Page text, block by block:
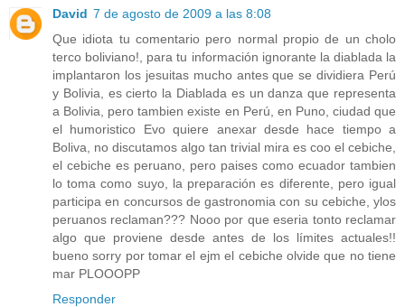
David 7 de agosto de 2009 a las 8:08
Que idiota tu comentario pero normal propio de un cholo
terco boliviano!, para tu información ignorante la diablada la
implantaron los jesuitas mucho antes que se dividiera Perú
y Bolivia, es cierto la Diablada es un danza que representa
a Bolivia, pero tambien existe en Perú, en Puno, ciudad que
el humoristico Evo quiere anexar desde hace tiempo a
Boliva, no discutamos algo tan trivial mira es coo el cebiche,
el cebiche es peruano, pero paises como ecuador tambien
lo toma como suyo, la preparación es diferente, pero igual
participa en concursos de gastronomia con su cebiche, ylos
peruanos reclaman??? Nooo por que eseria tonto reclamar
algo que proviene desde antes de los límites actuales!!
bueno sorry por tomar el ejm el cebiche olvide que no tiene
mar PLOOOPP
Responder